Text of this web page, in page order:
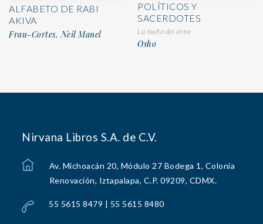
ALFABETO DE RABI
AKIVA
Frau-Cortes, Neil Manel
POLÍTICOS Y
SACERDOTES
La mafia del alma
Osho
Nirvana Libros S.A. de C.V.
Av. Michoacán 20, Módulo 27 Bodega 1, Colonia
Renovación, Iztapalapa, C.P. 09209, CDMX.
55 5615 8479 | 55 5615 8480